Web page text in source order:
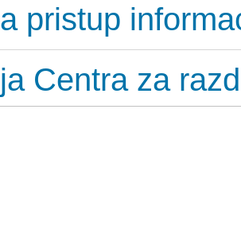
pristup
Centra za